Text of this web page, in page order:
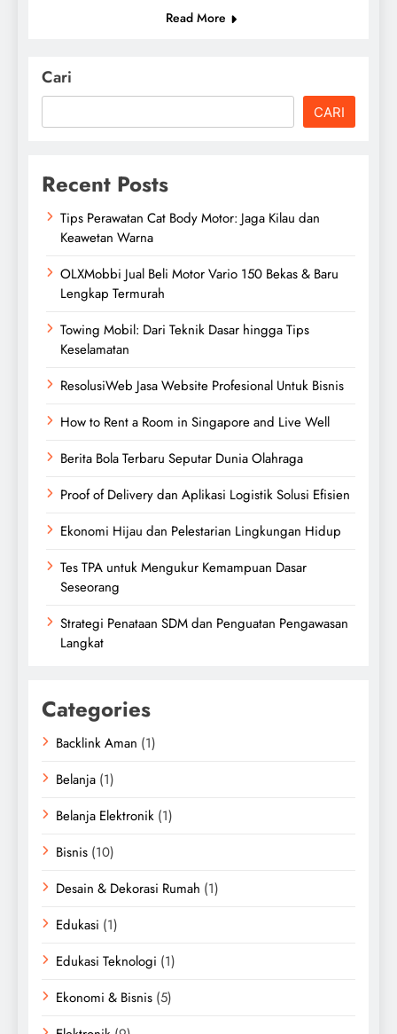
Read More
Cari
CARI
Recent Posts
Tips Perawatan Cat Body Motor: Jaga Kilau dan
Keawetan Warna
OLXMobbi Jual Beli Motor Vario 150 Bekas & Baru
Lengkap Termurah
Towing Mobil: Dari Teknik Dasar hingga Tips
Keselamatan
ResolusiWeb Jasa Website Profesional Untuk Bisnis
How to Rent a Room in Singapore and Live Well
Berita Bola Terbaru Seputar Dunia Olahraga
Proof of Delivery dan Aplikasi Logistik Solusi Efisien
Ekonomi Hijau dan Pelestarian Lingkungan Hidup
Tes TPA untuk Mengukur Kemampuan Dasar
Seseorang
Strategi Penataan SDM dan Penguatan Pengawasan
Langkat
Categories
Backlink Aman (1)
Belanja (1)
Belanja Elektronik (1)
Bisnis (10)
Desain & Dekorasi Rumah (1)
Edukasi (1)
Edukasi Teknologi (1)
Ekonomi & Bisnis (5)